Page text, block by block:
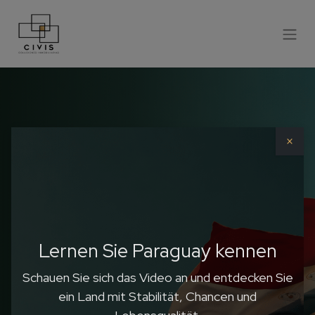
Investieren Sie
dort, wo das
Leben kräftig
×
Lernen Sie Paraguay kennen
Schauen Sie sich das Video an und entdecken Sie
ein Land mit Stabilität, Chancen und